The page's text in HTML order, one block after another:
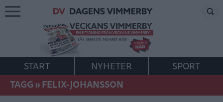
START NYHETER
SPORT
TAGG»FELIX-JOHANSSON